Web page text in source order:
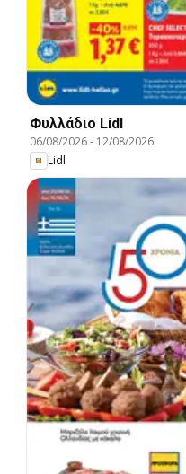
Φυλλάδιο Lidl
06/08/2026- 12/08/2026
Lidl